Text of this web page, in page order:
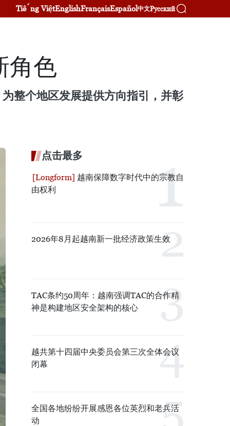
Tiếng ViệtEnglishFrançaisEspañol中文Русский
角色
整个地区发展提供方向指引，并彰
点击最多
越南保障数字时代中的宗教自
由权利
2026年8月起越南新一批经济政策生效
TAC条约50周年：越南强调TAC的合作精
神是构建地区安全架构的核心
越共第十四届中央委员会第三次全体会议
闭幕
全国各地纷纷开展感恩各位英烈和老兵活
动